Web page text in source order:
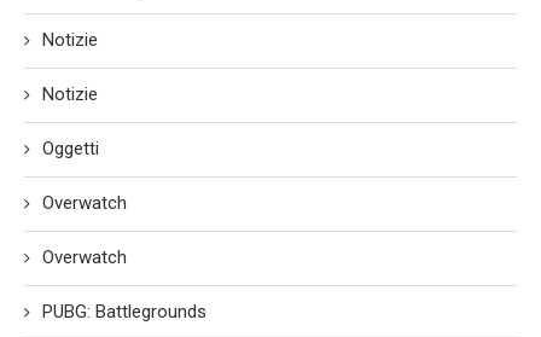
Notizie
Notizie
Oggetti
Overwatch
Overwatch
PUBG: Battlegrounds